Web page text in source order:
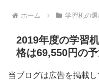
ホーム 学習机の
2019年度の学習
格は69,550円の予
当ブログは広告を掲載